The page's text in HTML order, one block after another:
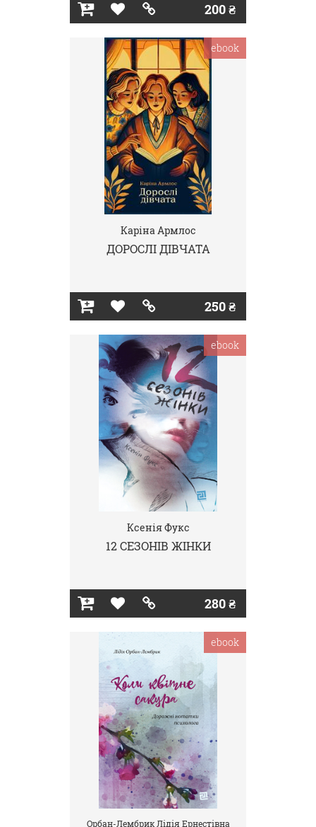
200 ₴
Каріна Армлос
ДОРОСЛІ ДІВЧАТА
250 ₴
ebook
Ксенія Фукс
12 СЕЗОНІВ ЖІНКИ
280 ₴
ebook
Орбан-Лембрик Лідія Ернестівна
ebook